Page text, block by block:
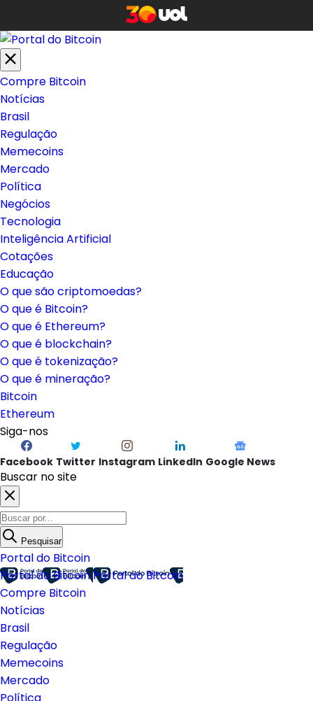
Compre Bitcoin
Notícias
Brasil
Regulação
Memecoins
Mercado
Política
Negócios
Tecnologia
Inteligência Artificial
Cotações
Educação
O que são criptomoedas?
O que é Bitcoin?
O que é Ethereum?
O que é blockchain?
O que é tokenização?
O que é mineração?
Bitcoin
Ethereum
Siga-nos
Facebook Twitter Instagram LinkedIn Google News
Buscar no site
Pesquisar
Portal do Bitcoin
Portal do BitcoinPortal do Bitcoin
Compre Bitcoin
Notícias
Brasil
Regulação
Memecoins
Mercado